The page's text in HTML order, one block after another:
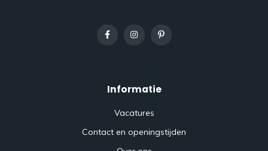
Informatie
Vacatures
Contact en openingstijden